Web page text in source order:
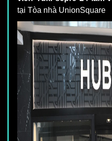
tại Tòa nhà UnionSquare